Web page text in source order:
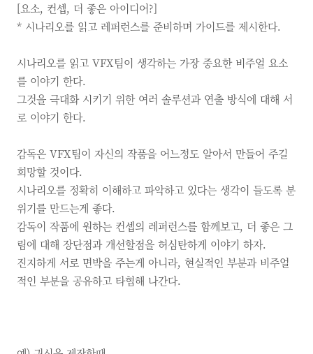
[요소, 컨셉, 더 좋은 아이디어?]
* 시나리오를 읽고 레퍼런스를 준비하며 가이드를 제시한다.
시나리오를 읽고 VFX팀이 생각하는 가장 중요한 비주얼 요소
를 이야기 한다.
그것을 극대화 시키기 위한 여러 솔루션과 연출 방식에 대해 서
로 이야기 한다.
감독은 VFX팀이 자신의 작품을 어느정도 알아서 만들어 주길
희망할 것이다.
시나리오를 정확히 이해하고 파악하고 있다는 생각이 들도록 분
위기를 만드는게 좋다.
감독이 작품에 원하는 컨셉의 레퍼런스를 함께보고, 더 좋은 그
림에 대해 장단점과 개선할점을 허심탄하게 이야기 하자.
진지하게 서로 면박을 주는게 아니라, 현실적인 부분과 비주얼
적인 부분을 공유하고 타협해 나간다.